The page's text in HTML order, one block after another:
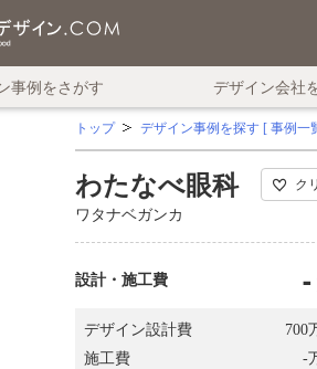
事例をさがす デザイン会社
トップ デザイン事例を探す [ 事例一
わたなべ眼科
ワタナベガンカ
ク
設計・施工費 -
デザイン設計費 700
施工費 -